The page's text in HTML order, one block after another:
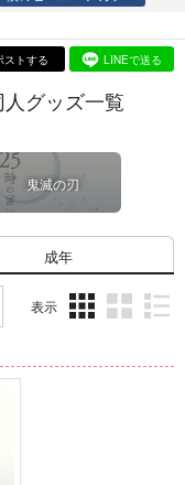
ストする LINEで送る
グッズ一覧
鬼滅の刃
成年
表示
ム
ム
ム